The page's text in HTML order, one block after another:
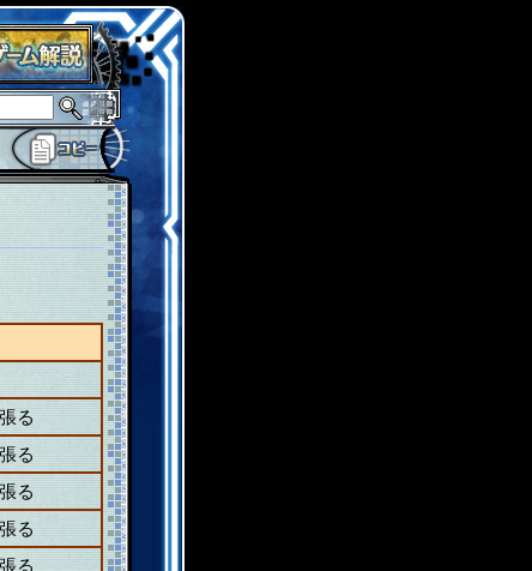
る
る
る
る
る